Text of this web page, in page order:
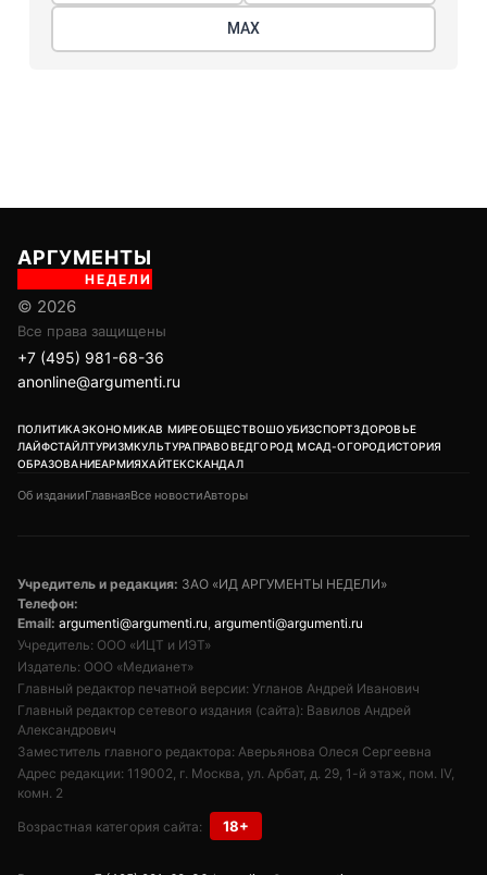
МАХ
АРГУМЕНТЫ
НЕДЕЛИ
© 2026
Все права защищены
+7 (495) 981-68-36
anonline@argumenti.ru
ПОЛИТИКАЭКОНОМИКАВ МИРЕОБЩЕСТВОШОУБИЗСПОРТЗДОРОВЬЕ
ЛАЙФСТАЙЛТУРИЗМКУЛЬТУРАПРАВОВЕДГОРОД МСАД-ОГОРОДИСТОРИЯ
ОБРАЗОВАНИЕАРМИЯХАЙТЕКСКАНДАЛ
Об изданииГлавнаяВсе новостиАвторы
Учредитель и редакция: ЗАО «ИД АРГУМЕНТЫ НЕДЕЛИ»
Телефон:
Email: argumenti@argumenti.ru, argumenti@argumenti.ru
Учредитель: ООО «ИЦТ и ИЭТ»
Издатель: ООО «Медианет»
Главный редактор печатной версии: Угланов Андрей Иванович
Главный редактор сетевого издания (сайта): Вавилов Андрей
Александрович
Заместитель главного редактора: Аверьянова Олеся Сергеевна
Адрес редакции: 119002, г. Москва, ул. Арбат, д. 29, 1-й этаж, пом. IV,
комн. 2
Возрастная категория сайта: 18+